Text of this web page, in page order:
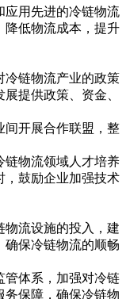
用先进的冷链物流
降低物流成本，提升
链物流产业的政策
提供政策、资金、
开展合作联盟，整
物流领域人才培养
，鼓励企业加强技术
流设施的投入，建
确保冷链物流的顺畅
体系，加强对冷链
务保障，确保冷链物